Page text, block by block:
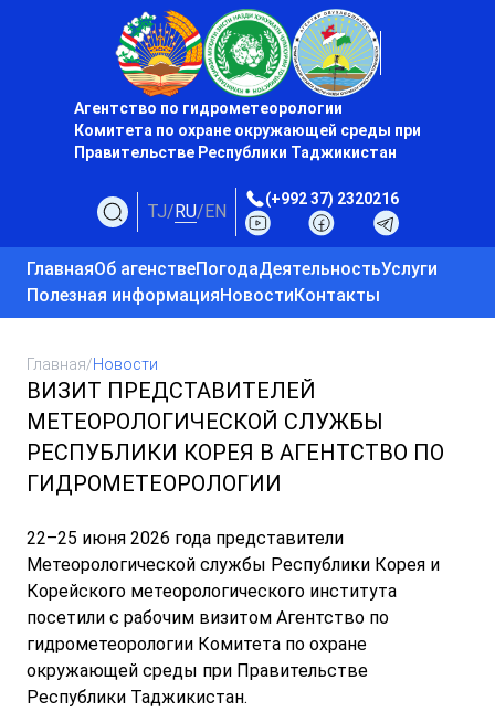
Агентство по гидрометеорологии
Комитета по охране окружающей среды при
Правительстве Республики Таджикистан
TJ/RU/EN
(+992 37) 2320216
ГлавнаяОб агенствеПогодаДеятельностьУслуги
Полезная информацияНовостиКонтакты
Главная/Новости
ВИЗИТ ПРЕДСТАВИТЕЛЕЙ
МЕТЕОРОЛОГИЧЕСКОЙ СЛУЖБЫ
РЕСПУБЛИКИ КОРЕЯ В АГЕНТСТВО ПО
ГИДРОМЕТЕОРОЛОГИИ
22–25 июня 2026 года представители
Метеорологической службы Республики Корея и
Корейского метеорологического института
посетили с рабочим визитом Агентство по
гидрометеорологии Комитета по охране
окружающей среды при Правительстве
Республики Таджикистан.